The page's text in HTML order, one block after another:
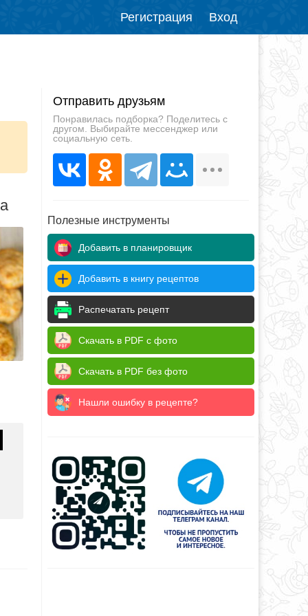
Регистрация Вход
Отправить друзьям
Понравилась подборка? Поделитесь с
другом. Выбирайте мессенджер или
социальную сеть.
Полезные инструменты
Добавить в планировщик
Добавить в книгу рецептов
Распечатать рецепт
Скачать в PDF с фото
Скачать в PDF без фото
Нашли ошибку в рецепте?